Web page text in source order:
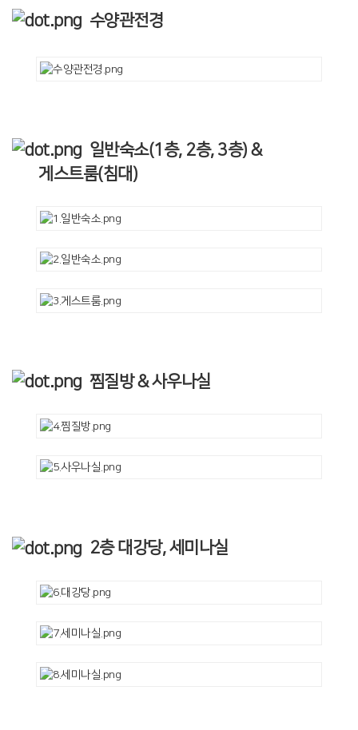
수양관전경
일반숙소(1층, 2층, 3층) &
게스트룸(침대)
찜질방 & 사우나실
2층 대강당, 세미나실